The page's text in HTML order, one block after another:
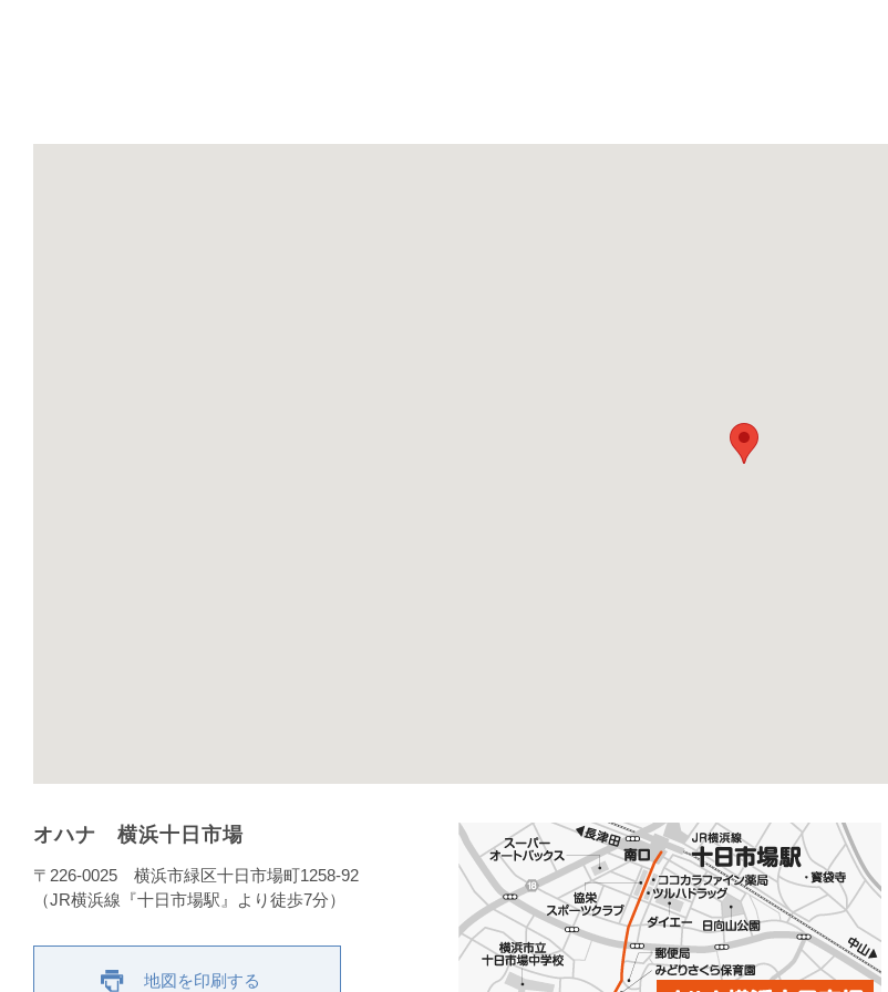
オハナ 横浜十日市場
〒226-0025 横浜市緑区十日市場町1258-92
（JR横浜線『十日市場駅』より徒歩7分）
地図を印刷する